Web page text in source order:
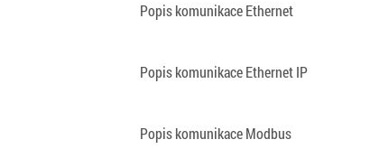
Popis komunikace Ethernet
Popis komunikace Ethernet IP
Popis komunikace Modbus